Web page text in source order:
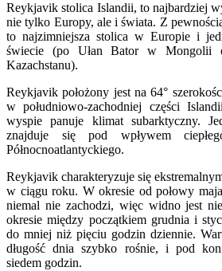
Reykjavik stolica Islandii, to najbardziej
nie tylko Europy, ale i świata. Z
to najzimniejsza stolica w Europie i
świecie (po Ułan Bator w Mongolii
Kazachstanu).
Reykjavik położony jest na 64°
w południowo-zachodniej części
wyspie panuje klimat subarktyczny.
znajduje się pod wpływem
Północnoatlantyckiego.
Reykjavik charakteryzuje się
w ciągu roku. W okresie od połowy
niemal nie zachodzi, więc widno jest
okresie między początkiem grudnia i
do mniej niż pięciu godzin dziennie.
długość dnia szybko rośnie, i pod
siedem godzin.